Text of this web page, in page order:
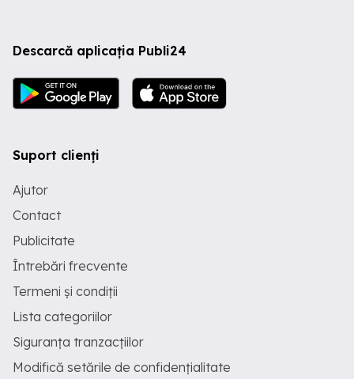
Descarcă aplicația Publi24
Suport clienți
Ajutor
Contact
Publicitate
Întrebări frecvente
Termeni și condiții
Lista categoriilor
Siguranța tranzacțiilor
Modifică setările de confidențialitate